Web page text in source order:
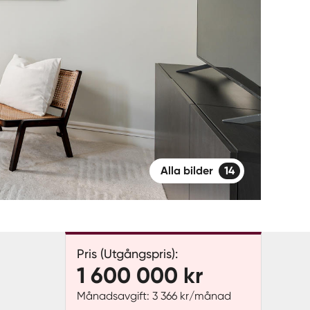
Alla bilder 14
Pris (Utgångspris):
1 600 000 kr
Månadsavgift: 3 366 kr/månad